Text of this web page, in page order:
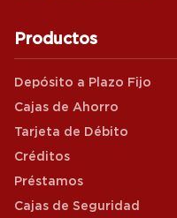
Productos
Depósito a Plazo Fijo
Cajas de Ahorro
Tarjeta de Débito
Créditos
Préstamos
Cajas de Seguridad